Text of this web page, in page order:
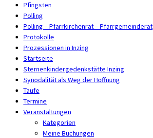
Pfingsten
Polling
Polling – Pfarrkirchenrat – Pfarrgemeinderat
Protokolle
Prozessionen in Inzing
Startseite
Sternenkindergedenkstätte Inzing
Synodalität als Weg der Hoffnung
Taufe
Termine
Veranstaltungen
Kategorien
Meine Buchungen